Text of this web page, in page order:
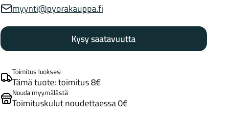
Renkaat Komponentit
Myynnin sähköposti
myynti@pyorakauppa.fi
Kysy saatavuutta
Toimitus luoksesi
Tämä tuote: toimitus 8€
Nouda myymälästä
Toimituskulut noudettaessa 0€